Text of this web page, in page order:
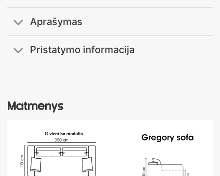
Matmenys
Aprašymas
Pristatymo informacija